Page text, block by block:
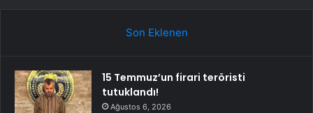
Son Eklenen
15 Temmuz’un firari teröristi
tutuklandı!
Ağustos 6, 2026